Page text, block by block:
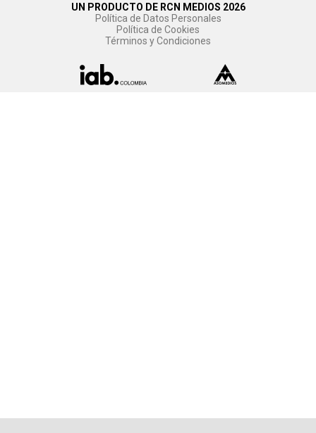
UN PRODUCTO DE RCN MEDIOS 2026
Política de Datos Personales
Política de Cookies
Términos y Condiciones